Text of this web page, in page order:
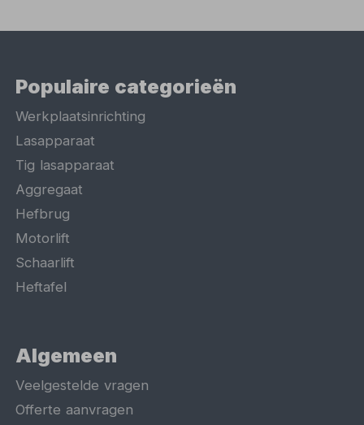
Populaire categorieën
Werkplaatsinrichting
Lasapparaat
Tig lasapparaat
Aggregaat
Hefbrug
Motorlift
Schaarlift
Heftafel
Algemeen
Veelgestelde vragen
Offerte aanvragen